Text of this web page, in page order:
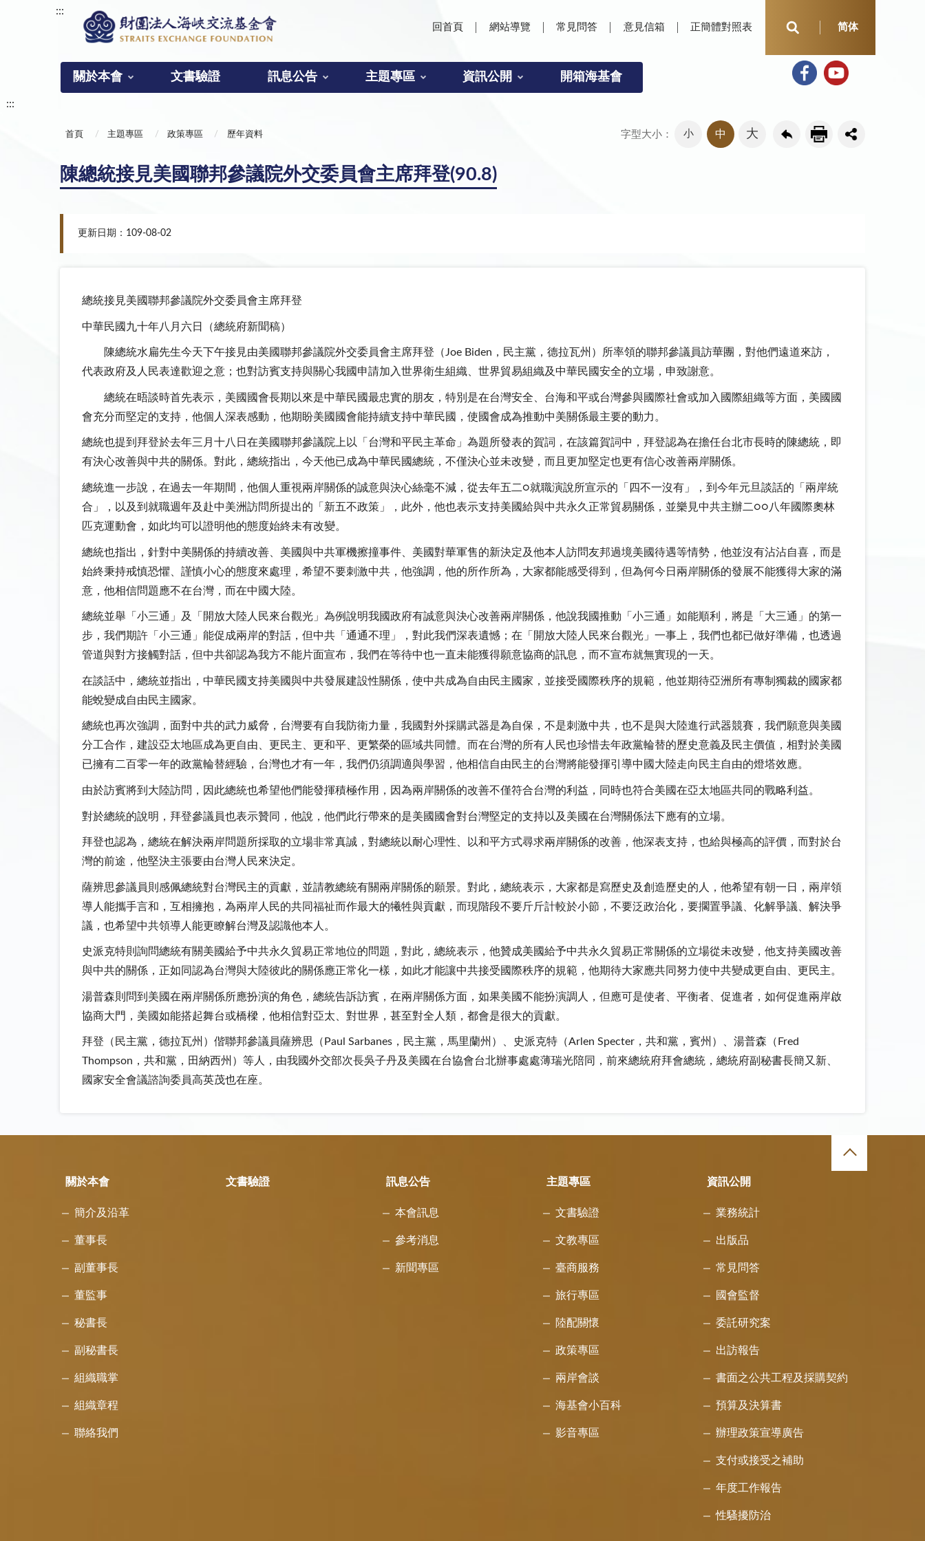
:::
回首頁 網站導覽 常見問答 意見信箱 正簡體對照表 简体
關於本會 文書驗證 訊息公告 主題專區 資訊公開 開箱海基會
:::
首頁 主題專區 政策專區 歷年資料 字型大小： 小 中 大
陳總統接見美國聯邦參議院外交委員會主席拜登(90.8)
更新日期：109-08-02
總統接見美國聯邦參議院外交委員會主席拜登
中華民國九十年八月六日（總統府新聞稿）
陳總統水扁先生今天下午接見由美國聯邦參議院外交委員會主席拜登（Joe Biden，民主黨，德拉瓦州）所率領的聯邦參議員訪華團，對他們遠道來訪，
代表政府及人民表達歡迎之意；也對訪賓支持與關心我國申請加入世界衛生組織、世界貿易組織及中華民國安全的立場，申致謝意。
總統在晤談時首先表示，美國國會長期以來是中華民國最忠實的朋友，特別是在台灣安全、台海和平或台灣參與國際社會或加入國際組織等方面，美國國
會充分而堅定的支持，他個人深表感動，他期盼美國國會能持續支持中華民國，使國會成為推動中美關係最主要的動力。
總統也提到拜登於去年三月十八日在美國聯邦參議院上以「台灣和平民主革命」為題所發表的賀詞，在該篇賀詞中，拜登認為在擔任台北市長時的陳總統，即
有決心改善與中共的關係。對此，總統指出，今天他已成為中華民國總統，不僅決心並未改變，而且更加堅定也更有信心改善兩岸關係。
總統進一步說，在過去一年期間，他個人重視兩岸關係的誠意與決心絲毫不減，從去年五二○就職演說所宣示的「四不一沒有」，到今年元旦談話的「兩岸統
合」，以及到就職週年及赴中美洲訪問所提出的「新五不政策」，此外，他也表示支持美國給與中共永久正常貿易關係，並樂見中共主辦二○○八年國際奧林
匹克運動會，如此均可以證明他的態度始終未有改變。
總統也指出，針對中美關係的持續改善、美國與中共軍機擦撞事件、美國對華軍售的新決定及他本人訪問友邦過境美國待遇等情勢，他並沒有沾沾自喜，而是
始終秉持戒慎恐懼、謹慎小心的態度來處理，希望不要刺激中共，他強調，他的所作所為，大家都能感受得到，但為何今日兩岸關係的發展不能獲得大家的滿
意，他相信問題應不在台灣，而在中國大陸。
總統並舉「小三通」及「開放大陸人民來台觀光」為例說明我國政府有誠意與決心改善兩岸關係，他說我國推動「小三通」如能順利，將是「大三通」的第一
步，我們期許「小三通」能促成兩岸的對話，但中共「通通不理」，對此我們深表遺憾；在「開放大陸人民來台觀光」一事上，我們也都已做好準備，也透過
管道與對方接觸對話，但中共卻認為我方不能片面宣布，我們在等待中也一直未能獲得願意協商的訊息，而不宣布就無實現的一天。
在談話中，總統並指出，中華民國支持美國與中共發展建設性關係，使中共成為自由民主國家，並接受國際秩序的規範，他並期待亞洲所有專制獨裁的國家都
能蛻變成自由民主國家。
總統也再次強調，面對中共的武力威脅，台灣要有自我防衛力量，我國對外採購武器是為自保，不是刺激中共，也不是與大陸進行武器競賽，我們願意與美國
分工合作，建設亞太地區成為更自由、更民主、更和平、更繁榮的區域共同體。而在台灣的所有人民也珍惜去年政黨輪替的歷史意義及民主價值，相對於美國
已擁有二百零一年的政黨輪替經驗，台灣也才有一年，我們仍須調適與學習，他相信自由民主的台灣將能發揮引導中國大陸走向民主自由的燈塔效應。
由於訪賓將到大陸訪問，因此總統也希望他們能發揮積極作用，因為兩岸關係的改善不僅符合台灣的利益，同時也符合美國在亞太地區共同的戰略利益。
對於總統的說明，拜登參議員也表示贊同，他說，他們此行帶來的是美國國會對台灣堅定的支持以及美國在台灣關係法下應有的立場。
拜登也認為，總統在解決兩岸問題所採取的立場非常真誠，對總統以耐心理性、以和平方式尋求兩岸關係的改善，他深表支持，也給與極高的評價，而對於台
灣的前途，他堅決主張要由台灣人民來決定。
薩辨思參議員則感佩總統對台灣民主的貢獻，並請教總統有關兩岸關係的願景。對此，總統表示，大家都是寫歷史及創造歷史的人，他希望有朝一日，兩岸領
導人能攜手言和，互相擁抱，為兩岸人民的共同福祉而作最大的犧牲與貢獻，而現階段不要斤斤計較於小節，不要泛政治化，要擱置爭議、化解爭議、解決爭
議，也希望中共領導人能更瞭解台灣及認識他本人。
史派克特則詢問總統有關美國給予中共永久貿易正常地位的問題，對此，總統表示，他贊成美國給予中共永久貿易正常關係的立場從未改變，他支持美國改善
與中共的關係，正如同認為台灣與大陸彼此的關係應正常化一樣，如此才能讓中共接受國際秩序的規範，他期待大家應共同努力使中共變成更自由、更民主。
湯普森則問到美國在兩岸關係所應扮演的角色，總統告訴訪賓，在兩岸關係方面，如果美國不能扮演調人，但應可是使者、平衡者、促進者，如何促進兩岸啟
協商大門，美國如能搭起舞台或橋樑，他相信對亞太、對世界，甚至對全人類，都會是很大的貢獻。
拜登（民主黨，德拉瓦州）偕聯邦參議員薩辨思（Paul Sarbanes，民主黨，馬里蘭州）、史派克特（Arlen Specter，共和黨，賓州）、湯普森（Fred
Thompson，共和黨，田納西州）等人，由我國外交部次長吳子丹及美國在台協會台北辦事處處薄瑞光陪同，前來總統府拜會總統，總統府副秘書長簡又新、
國家安全會議諮詢委員高英茂也在座。
關於本會
簡介及沿革
董事長
副董事長
董監事
秘書長
副秘書長
組織職掌
組織章程
聯絡我們
文書驗證 訊息公告
本會訊息
參考消息
新聞專區
主題專區
文書驗證
文教專區
臺商服務
旅行專區
陸配關懷
政策專區
兩岸會談
海基會小百科
影音專區
資訊公開
業務統計
出版品
常見問答
國會監督
委託研究案
出訪報告
書面之公共工程及採購契約
預算及決算書
辦理政策宣導廣告
支付或接受之補助
年度工作報告
性騷擾防治